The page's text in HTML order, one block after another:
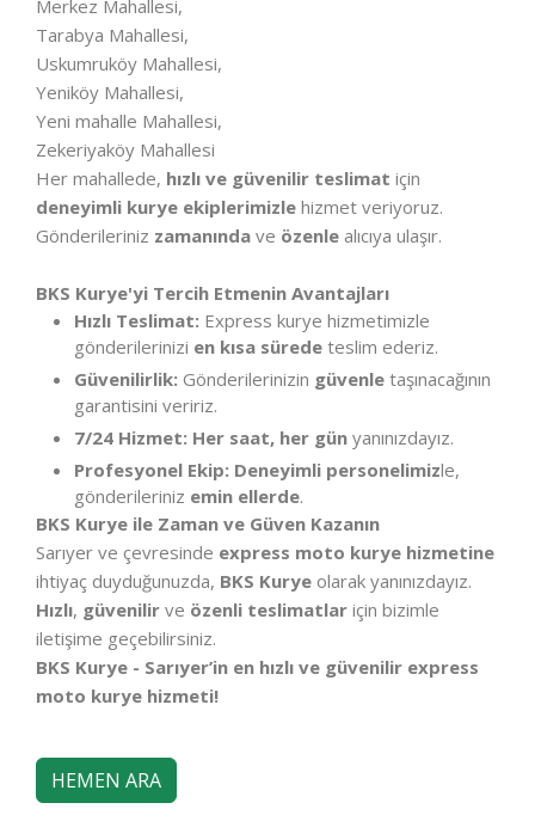
Merkez Mahallesi,
Tarabya Mahallesi,
Uskumruköy Mahallesi,
Yeniköy Mahallesi,
Yeni mahalle Mahallesi,
Zekeriyaköy Mahallesi
Her mahallede, hızlı ve güvenilir teslimat için
deneyimli kurye ekiplerimizle hizmet veriyoruz.
Gönderileriniz zamanında ve özenle alıcıya ulaşır.
BKS Kurye'yi Tercih Etmenin Avantajları
Hızlı Teslimat: Express kurye hizmetimizle
gönderilerinizi en kısa sürede teslim ederiz.
Güvenilirlik: Gönderilerinizin güvenle taşınacağının
garantisini veririz.
7/24 Hizmet: Her saat, her gün yanınızdayız.
Profesyonel Ekip: Deneyimli personelimizle,
gönderileriniz emin ellerde.
BKS Kurye ile Zaman ve Güven Kazanın
Sarıyer ve çevresinde express moto kurye hizmetine
ihtiyaç duyduğunuzda, BKS Kurye olarak yanınızdayız.
Hızlı, güvenilir ve özenli teslimatlar için bizimle
iletişime geçebilirsiniz.
BKS Kurye - Sarıyer’in en hızlı ve güvenilir express
moto kurye hizmeti!
HEMEN ARA